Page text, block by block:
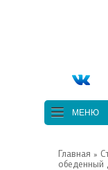
МЕНЮ
Главная »
обеденный